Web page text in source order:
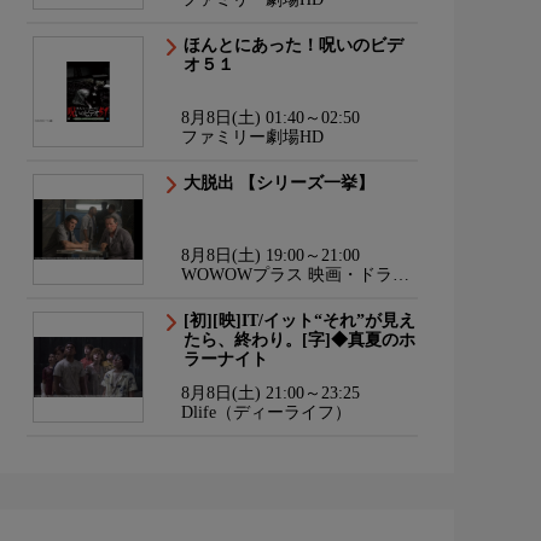
ほんとにあった！呪いのビデ
オ５１
8月8日(土) 01:40～02:50
ファミリー劇場HD
大脱出 【シリーズ一挙】
8月8日(土) 19:00～21:00
WOWOWプラス 映画・ドラ
[初][映]IT/イット“それ”が見え
たら、終わり。[字]◆真夏のホ
ラーナイト
8月8日(土) 21:00～23:25
Dlife（ディーライフ）